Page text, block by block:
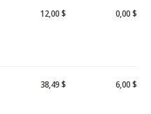
12,00 $ 0,00 $
38,49 $ 6,00 $